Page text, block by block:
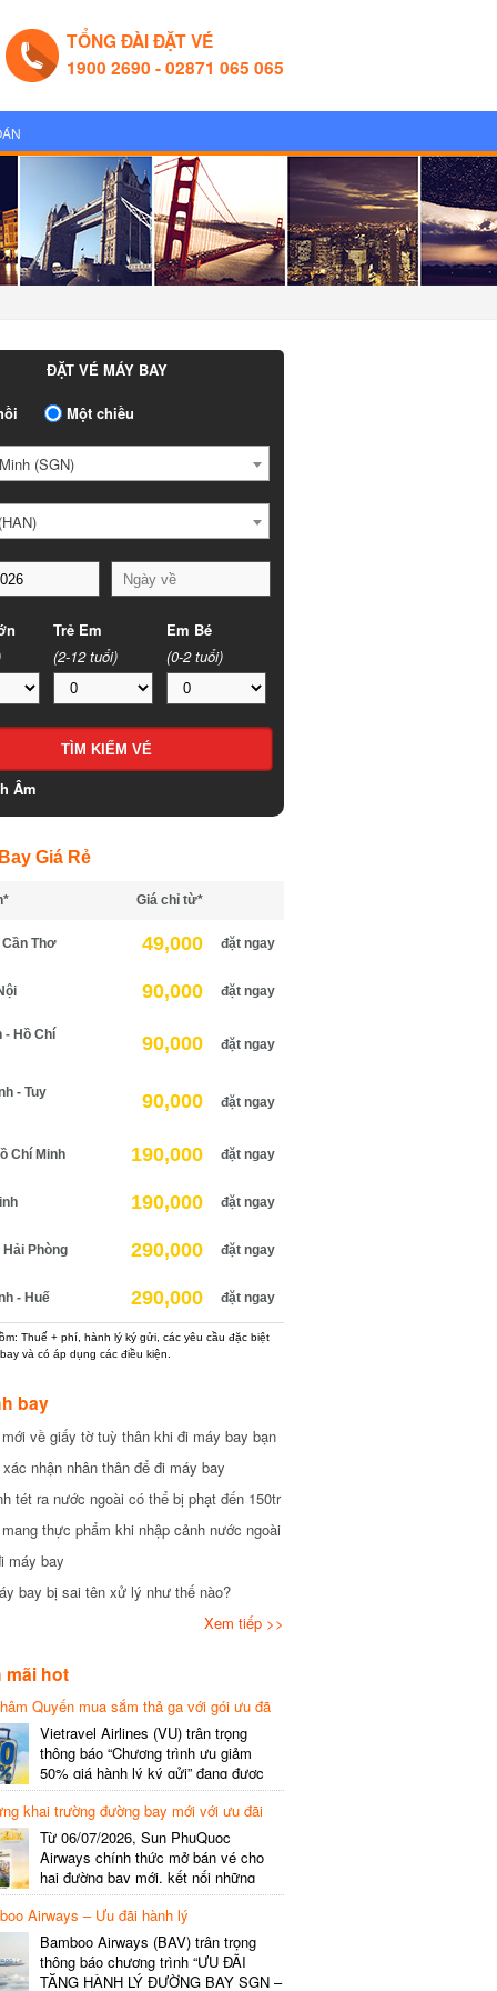
TỔNG ĐÀI ĐẶT VÉ
1900 2690 - 02871 065 065
ĐẶT VÉ MÁY BAY
Một chiều
(SGN)
Trẻ Em
(2-12 tuổi)
Em Bé
(0-2 tuổi)
Âm
Giá Rẻ
Giá chỉ từ*
Thơ 49,000 đặt ngay
90,000 đặt ngay
Hồ Chí
90,000 đặt ngay
- Tuy
90,000 đặt ngay
Chí Minh 190,000 đặt ngay
190,000 đặt ngay
Phòng 290,000 đặt ngay
- Huế 290,000 đặt ngay
Thuế + phí, hành lý ký gửi, các yêu cầu đặc biệt
và có áp dụng các điều kiện.
bay
về giấy tờ tuỳ thân khi đi máy bay bạn
nhận nhân thân để đi máy bay
tét ra nước ngoài có thể bị phạt đến 150tr
thực phẩm khi nhập cảnh nước ngoài
bay
bay bị sai tên xử lý như thế nào?
Xem tiếp >>
hot
Quyến mua sắm thả ga với gói ưu đã
gói cước
Vietravel Airlines (VU) trân trọng
thông báo “Chương trình ưu giảm
50% giá hành lý ký gửi” đang được
triển khai cho đường bay quốc tế mới
kết nối từ TP. Hồ Chí Minh
(SGN) đi Thâm Quyến – Trung Quốc
(SZX), chi tiết như sau: LỊCH BAY
CHI TIẾT Đường bay SHCB Giờ khởi
hành Giờ đến Tần suất…
khai trường đường bay mới với ưu đãi
Từ 06/07/2026, Sun PhuQuoc
Airways chính thức mở bán vé cho
hai đường bay mới, kết nối những
điểm đến giàu trải nghiệm, giúp hành
khách khám phá vẻ đẹp thiên nhiên
và văn hóa của miền Trung Việt Nam.
Thông tin đường bay mới Đường bay
SHCB Giờ bay Tần suất Thời gian
Airways – Ưu đãi hành lý
Bamboo Airways (BAV) trân trọng
thông báo chương trình “ƯU ĐÃI
TẶNG HÀNH LÝ ĐƯỜNG BAY SGN –